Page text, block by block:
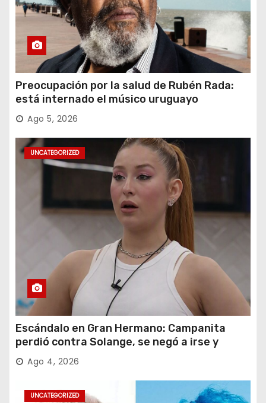
Preocupación por la salud de Rubén Rada:
está internado el músico uruguayo
Ago 5, 2026
UNCATEGORIZED
Escándalo en Gran Hermano: Campanita
perdió contra Solange, se negó a irse y
desafió al Big
Ago 4, 2026
UNCATEGORIZED